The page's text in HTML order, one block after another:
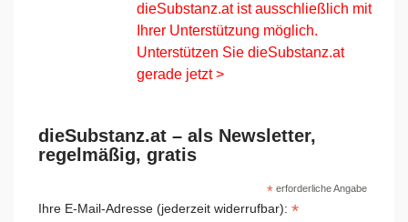
dieSubstanz.at ist ausschließlich mit
Ihrer Unterstützung möglich.
Unterstützen Sie dieSubstanz.at
gerade jetzt >
dieSubstanz.at – als Newsletter,
regelmäßig, gratis
*erforderliche Angabe
Ihre E-Mail-Adresse (jederzeit widerrufbar): *